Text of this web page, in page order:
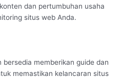
dan pertumbuhan usaha
situs web Anda.
bersedia memberikan guide dan
memastikan kelancaran situs